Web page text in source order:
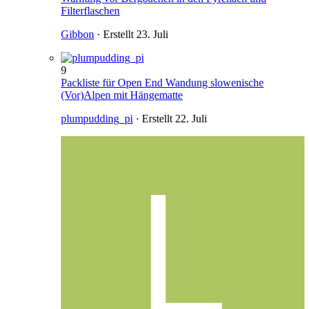
Filterflaschen
Gibbon · Erstellt 23. Juli
9
Packliste für Open End Wandung slowenische
(Vor)Alpen mit Hängematte
plumpudding_pi · Erstellt 22. Juli